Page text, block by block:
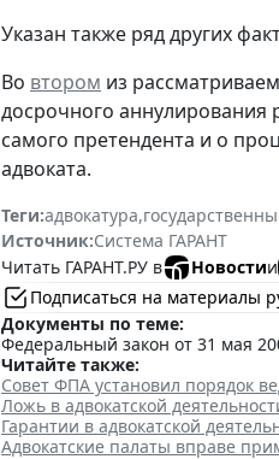
Указан также ряд других
Во втором из
досрочного аннулирования
самого претендента и о
адвоката.
Теги:адвокатура,
Источник:Система ГАРАНТ
Читать ГАРАНТ.РУ в
Новостии
Подписаться на материалы
Документы по теме:
Федеральный закон от 31 мая
Читайте также:
Совет ФПА установил порядок
Ложь в адвокатской
Гарантии в адвокатской
Адвокатские палаты вправе